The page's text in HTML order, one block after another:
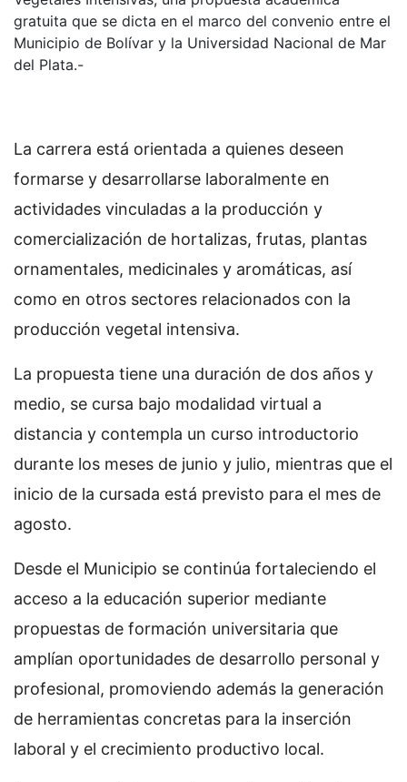
gratuita que se dicta en el marco del convenio entre el
Municipio de Bolívar y la Universidad Nacional de Mar
del Plata.-
La carrera está orientada a quienes deseen
formarse y desarrollarse laboralmente en
actividades vinculadas a la producción y
comercialización de hortalizas, frutas, plantas
ornamentales, medicinales y aromáticas, así
como en otros sectores relacionados con la
producción vegetal intensiva.
La propuesta tiene una duración de dos años y
medio, se cursa bajo modalidad virtual a
distancia y contempla un curso introductorio
durante los meses de junio y julio, mientras que el
inicio de la cursada está previsto para el mes de
agosto.
Desde el Municipio se continúa fortaleciendo el
acceso a la educación superior mediante
propuestas de formación universitaria que
amplían oportunidades de desarrollo personal y
profesional, promoviendo además la generación
de herramientas concretas para la inserción
laboral y el crecimiento productivo local.